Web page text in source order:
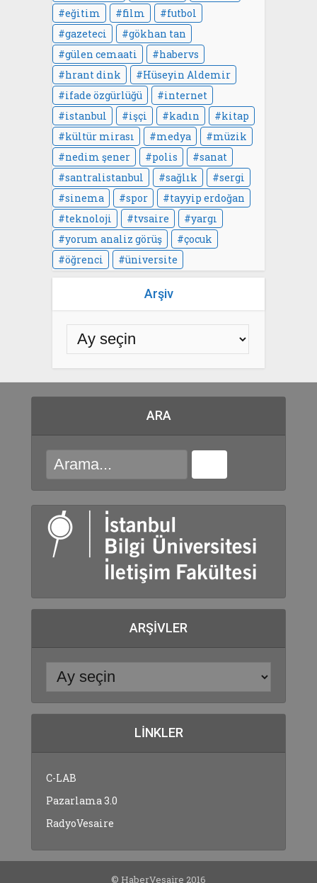
eğitim
film
futbol
gazeteci
gökhan tan
gülen cemaati
habervs
hrant dink
Hüseyin Aldemir
ifade özgürlüğü
internet
istanbul
işçi kadın
kitap
kültür mirası
medya
müzik
nedim şener
polis
sanat
santralistanbul
sağlık
sergi
sinema
spor
tayyip erdoğan
teknoloji
tvsaire
yargı
yorum analiz görüş
çocuk
öğrenci
üniversite
Arşiv
ARA
ARŞIVLER
LINKLER
C-LAB
Pazarlama 3.0
RadyoVesaire
© HaberVesaire 2016